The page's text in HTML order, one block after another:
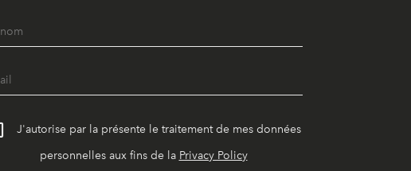
J'autorise par la présente le traitement de mes données
personnelles aux fins de la Privacy Policy